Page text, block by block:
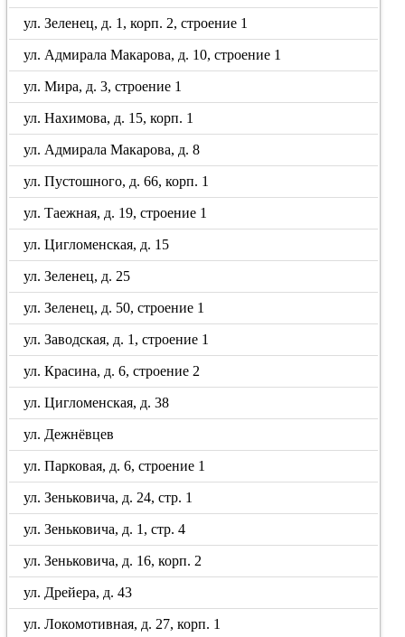
ул. Зеленец, д. 1, корп. 2, строение 1
ул. Адмирала Макарова, д. 10, строение 1
ул. Мира, д. 3, строение 1
ул. Нахимова, д. 15, корп. 1
ул. Адмирала Макарова, д. 8
ул. Пустошного, д. 66, корп. 1
ул. Таежная, д. 19, строение 1
ул. Цигломенская, д. 15
ул. Зеленец, д. 25
ул. Зеленец, д. 50, строение 1
ул. Заводская, д. 1, строение 1
ул. Красина, д. 6, строение 2
ул. Цигломенская, д. 38
ул. Дежнёвцев
ул. Парковая, д. 6, строение 1
ул. Зеньковича, д. 24, стр. 1
ул. Зеньковича, д. 1, стр. 4
ул. Зеньковича, д. 16, корп. 2
ул. Дрейера, д. 43
ул. Локомотивная, д. 27, корп. 1